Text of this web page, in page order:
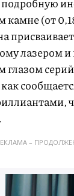
камне (от
лазером
–